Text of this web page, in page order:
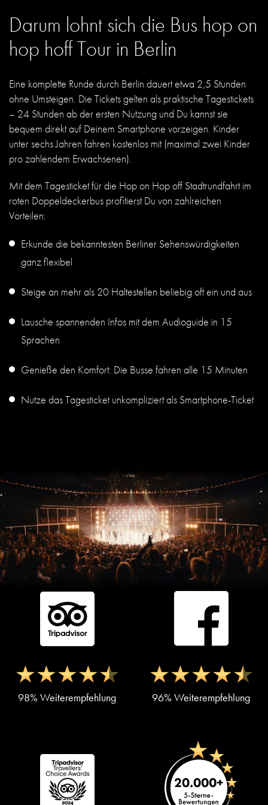
Darum lohnt sich die Bus hop on
hop hoff Tour in Berlin
Eine komplette Runde durch Berlin dauert etwa 2,5 Stunden
ohne Umsteigen. Die Tickets gelten als praktische Tagestickets
– 24 Stunden ab der ersten Nutzung und Du kannst sie
bequem direkt auf Deinem Smartphone vorzeigen. Kinder
unter sechs Jahren fahren kostenlos mit (maximal zwei Kinder
pro zahlendem Erwachsenen).
Mit dem Tagesticket für die Hop on Hop off Stadtrundfahrt im
roten Doppeldeckerbus profitierst Du von zahlreichen
Vorteilen:
Erkunde die bekanntesten Berliner Sehenswürdigkeiten
ganz flexibel
Steige an mehr als 20 Haltestellen beliebig oft ein und aus
Lausche spannenden Infos mit dem Audioguide in 15
Sprachen
Genieße den Komfort: Die Busse fahren alle 15 Minuten
Nutze das Tagesticket unkompliziert als Smartphone-Ticket
98% Weiterempfehlung 96% Weiterempfehlung